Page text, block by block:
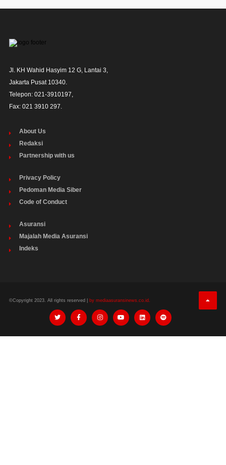
Jl. KH Wahid Hasyim 12 G, Lantai 3,
Jakarta Pusat 10340.
Telepon: 021-3910197,
Fax: 021 3910 297.
About Us
Redaksi
Partnership with us
Privacy Policy
Pedoman Media Siber
Code of Conduct
Asuransi
Majalah Media Asuransi
Indeks
©Copyright 2023. All rights reserved | by mediaasuransinews.co.id.